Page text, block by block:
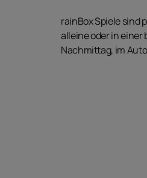
rainBox Spiele sind
alleine oder in einer
Nachmittag, im